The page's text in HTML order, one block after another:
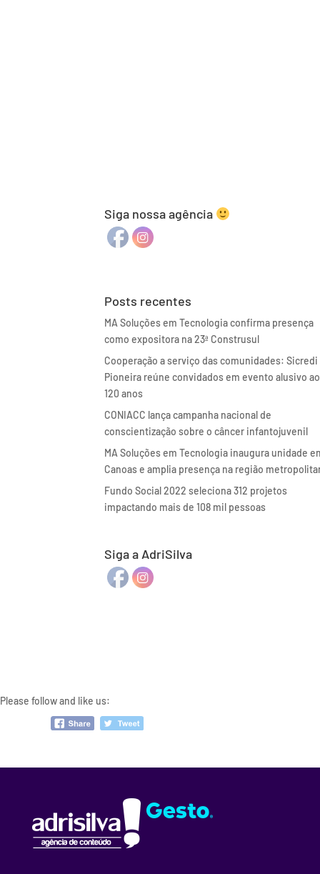
Siga nossa agência
Posts recentes
MA Soluções em Tecnologia confirma presença
como expositora na 23ª Construsul
Cooperação a serviço das comunidades: Sicredi
Pioneira reúne convidados em evento alusivo
120 anos
CONIACC lança campanha nacional de
conscientização sobre o câncer infantojuvenil
MA Soluções em Tecnologia inaugura unidade
Canoas e amplia presença na região
Fundo Social 2022 seleciona 312 projetos
impactando mais de 108 mil pessoas
Siga a AdriSilva
Please follow and like us: